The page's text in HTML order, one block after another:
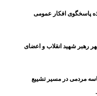
پاسخگوی افکار عمومی
رهبر شهید انقلاب و اعضای
مردمی در مسیر تشییع